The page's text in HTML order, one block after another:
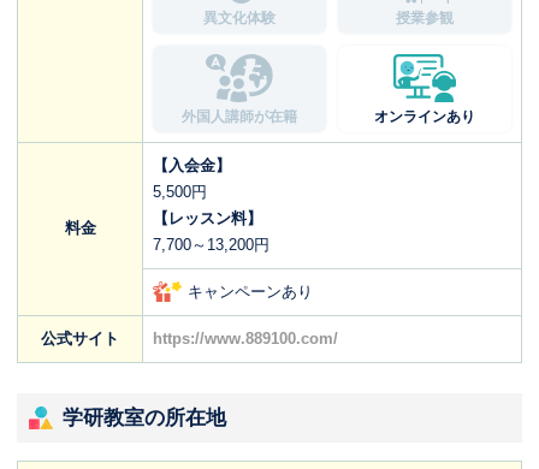
異文化体験 授業参観
外国人講師が在籍 オンラインあり
料金
【入会金】
5,500円
【レッスン料】
7,700～13,200円
キャンペーンあり
公式サイト https://www.889100.com/
学研教室の所在地